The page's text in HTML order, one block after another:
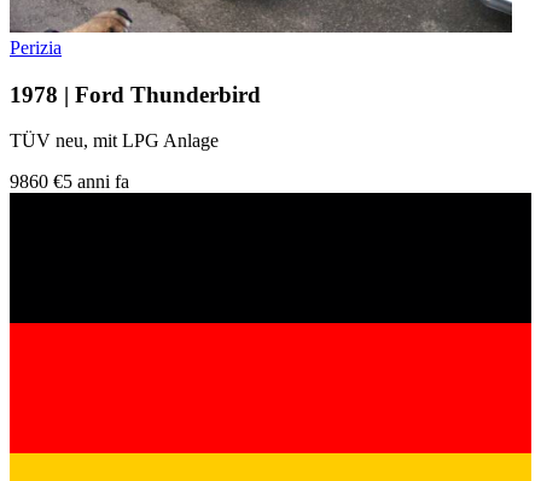
Perizia
1978 | Ford Thunderbird
TÜV neu, mit LPG Anlage
9860 €5 anni fa